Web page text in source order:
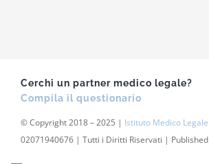
Cerchi un partner medico legale?
Compila il questionario
© Copyright 2018 – 2025 | Istituto Medico Legale
02071940676 | Tutti i Diritti Riservati | Published